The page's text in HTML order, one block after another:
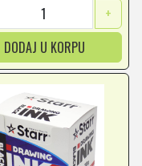
+
DODAJ U KORPU